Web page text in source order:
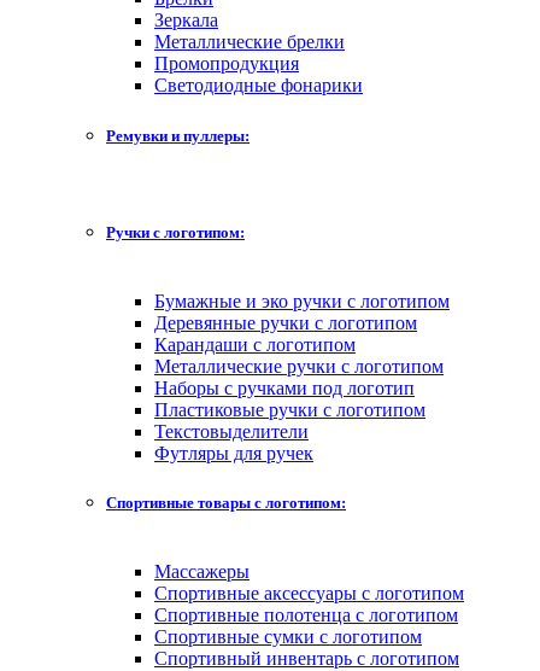
Зеркала
Металлические брелки
Промопродукция
Светодиодные фонарики
Ремувки и пуллеры:
Ручки с логотипом:
Бумажные и эко ручки с логотипом
Деревянные ручки с логотипом
Карандаши с логотипом
Металлические ручки с логотипом
Наборы с ручками под логотип
Пластиковые ручки с логотипом
Текстовыделители
Футляры для ручек
Спортивные товары с логотипом:
Массажеры
Спортивные аксессуары с логотипом
Спортивные полотенца с логотипом
Спортивные сумки с логотипом
Спортивный инвентарь с логотипом